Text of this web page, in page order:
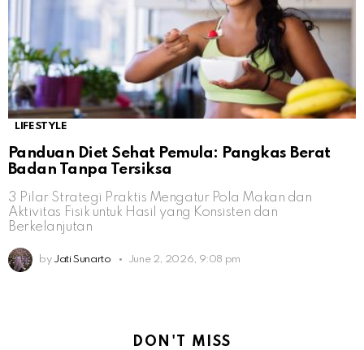
LIFESTYLE
Panduan Diet Sehat Pemula: Pangkas Berat
Badan Tanpa Tersiksa
3 Pilar Strategi Praktis Mengatur Pola Makan dan
Aktivitas Fisik untuk Hasil yang Konsisten dan
Berkelanjutan
by Jati Sunarto June 2, 2026, 9:08 pm
DON'T MISS